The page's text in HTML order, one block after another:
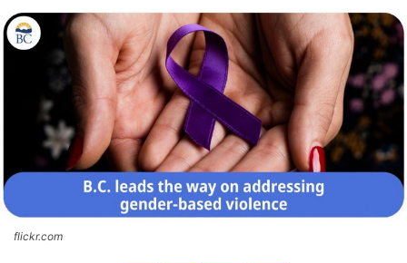
flickr.com